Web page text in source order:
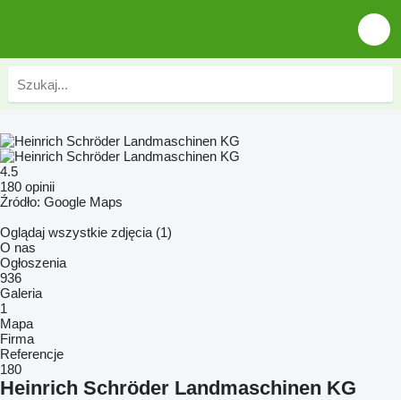
4.5
180 opinii
Źródło: Google Maps
Oglądaj wszystkie zdjęcia (1)
O nas
Ogłoszenia
936
Galeria
1
Mapa
Firma
Referencje
180
Heinrich Schröder Landmaschinen KG